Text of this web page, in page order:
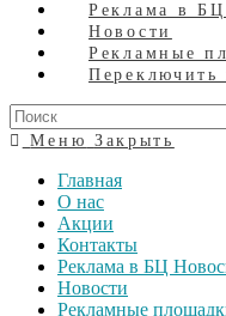
Реклама в
Новости
Рекламные
Переключить
Меню Закрыть
Главная
О нас
Акции
Контакты
Реклама в БЦ
Новости
Рекламные